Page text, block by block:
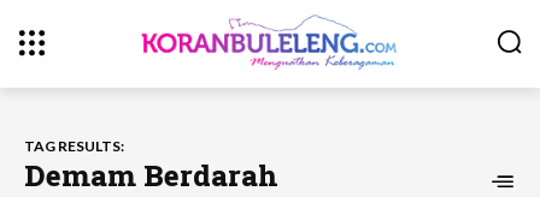
TAG RESULTS:
Demam Berdarah